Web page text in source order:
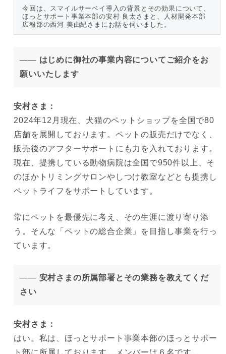
今回は、スマイルサーベイ導入の背景とその効果について、
ほっとサポート事業本部の安村 良太さまと、人材開発本部
広報部の西河 美由紀さまにお話を伺いました。
—— はじめに御社の事業内容についてご紹介をお
願いいたします
安村さま：
2024年12月現在、犬猫のペットショップを全国で80
店舗を展開しております。ペットの販売だけでなく、
販売後のアフターサポートにも力を入れております。
現在、提携している動物病院は全国で950件以上、そ
のほかトリミングサロンやしつけ教室などとも提携し
ペットライフをサポートしています。
常にペットを最優先に考え、その生涯に渡り寄り添
う。そんな「ペットの総合企業」を目指し事業を行っ
ています。
—— 安村さまの所属部署とその業務を教えてくだ
さい
安村さま：
はい。私は、ほっとサポート事業本部のほっとサポー
ト部に所属しております。メンバーは６名です。